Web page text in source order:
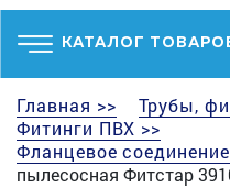
КАТАЛОГ
Главная >>
Трубы,
Фитинги ПВХ >>
Фланцевое
пылесосная Фитстар